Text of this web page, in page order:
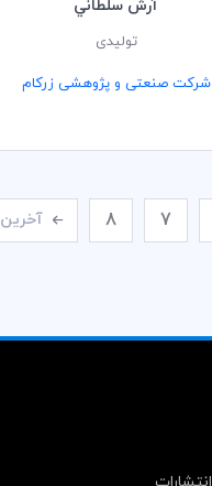
آرش سلطاني
تولیدی
شرکت صنعتی و پژوهشی زرکام
7
8 آخرین